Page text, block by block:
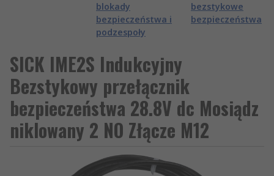
blokady
bezpieczeństwa i
podzespoły
bezstykowe
bezpieczeństwa
SICK IME2S Indukcyjny
Bezstykowy przełącznik
bezpieczeństwa 28.8V dc Mosiądz
niklowany 2 NO Złącze M12